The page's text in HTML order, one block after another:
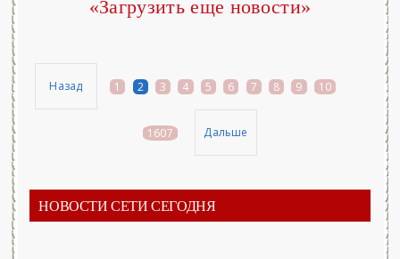
«Загрузить еще новости»
Назад 1 2 3 4 5 6 7 8 9 10
1607 Дальше
НОВОСТИ СЕТИ СЕГОДНЯ